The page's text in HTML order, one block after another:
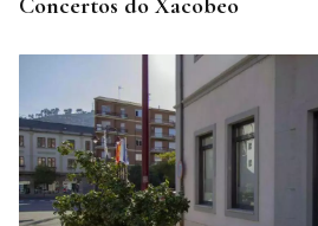
Concertos do Xacobeo